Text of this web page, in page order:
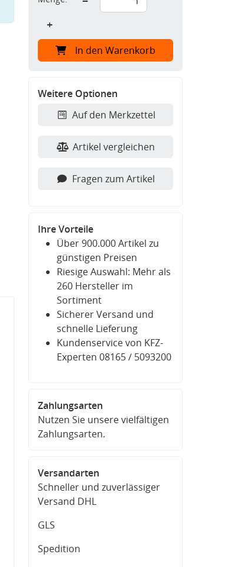
+
In den Warenkorb
Weitere Optionen
Auf den Merkzettel
Artikel vergleichen
Fragen zum Artikel
Ihre Vorteile
Über 900.000 Artikel zu
günstigen Preisen
Riesige Auswahl: Mehr als
260 Hersteller im
Sortiment
Sicherer Versand und
schnelle Lieferung
Kundenservice von KFZ-
Experten 08165 / 5093200
Zahlungsarten
Nutzen Sie unsere vielfältigen
Zahlungsarten.
Versandarten
Schneller und zuverlässiger
Versand DHL
GLS
Spedition